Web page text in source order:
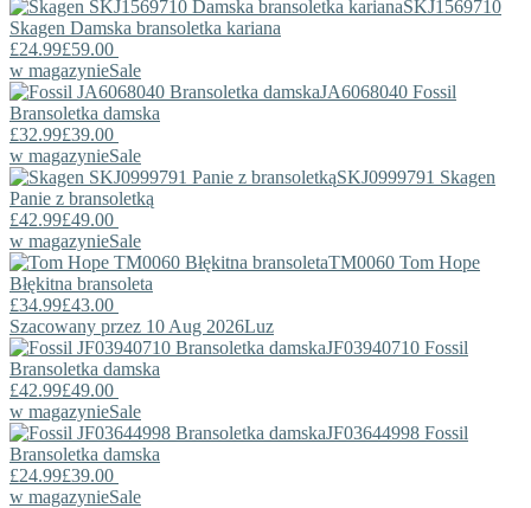
SKJ1569710
Skagen Damska bransoletka kariana
£24.99£59.00
w magazynieSale
JA6068040 Fossil
Bransoletka damska
£32.99£39.00
w magazynieSale
SKJ0999791 Skagen
Panie z bransoletką
£42.99£49.00
w magazynieSale
TM0060 Tom Hope
Błękitna bransoleta
£34.99£43.00
Szacowany przez 10 Aug 2026Luz
JF03940710 Fossil
Bransoletka damska
£42.99£49.00
w magazynieSale
JF03644998 Fossil
Bransoletka damska
£24.99£39.00
w magazynieSale